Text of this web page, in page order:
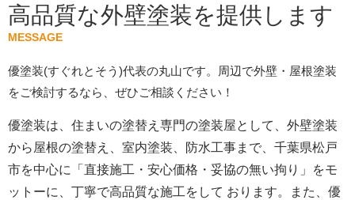
高品質な外壁塗装を提供します
MESSAGE
優塗装(すぐれとそう)代表の丸山です。周辺で外壁・屋根塗装
をご検討するなら、ぜひご相談ください！
優塗装は、住まいの塗替え専門の塗装屋として、外壁塗装
から屋根の塗替え、室内塗装、防水工事まで、千葉県松戸
市を中心に「直接施工・安心価格・妥協の無い拘り」をモ
ットーに、丁寧で高品質な施工をして おります。また、優